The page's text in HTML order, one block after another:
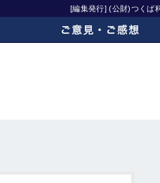
[編集発行] (公財)つくば
見・ご感想